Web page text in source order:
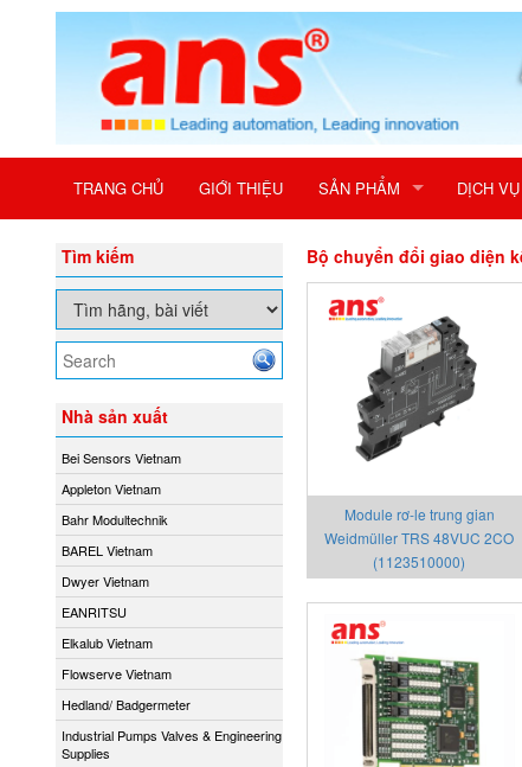
TRANG CHỦ GIỚI THIỆU SẢN PHẨM DỊCH VỤ
Tìm kiếm
Nhà sản xuất
Bei Sensors Vietnam
Appleton Vietnam
Bahr Modultechnik
BAREL Vietnam
Dwyer Vietnam
EANRITSU
Elkalub Vietnam
Flowserve Vietnam
Hedland/ Badgermeter
Industrial Pumps Valves & Engineering
Supplies
Bộ chuyển đổi giao diện
Module rơ-le trung gian
Weidmüller TRS 48VUC 2CO
(1123510000)